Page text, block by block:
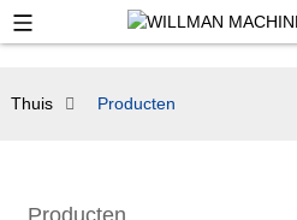
Thuis Producten
Producten